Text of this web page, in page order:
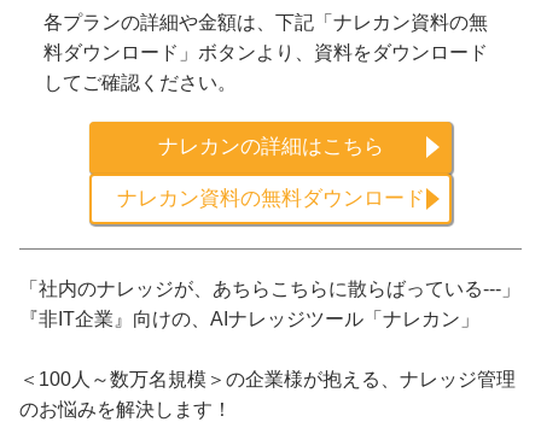
各プランの詳細や金額は、下記「ナレカン資料の無
料ダウンロード」ボタンより、資料をダウンロード
してご確認ください。
ナレカンの詳細はこちら
ナレカン資料の無料ダウンロード
「社内のナレッジが、あちらこちらに散らばっている---」
『非IT企業』向けの、AIナレッジツール「ナレカン」
＜100人～数万名規模＞の企業様が抱える、ナレッジ管理
のお悩みを解決します！